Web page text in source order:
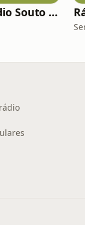
Rádio Studio Souto - Sertaneja